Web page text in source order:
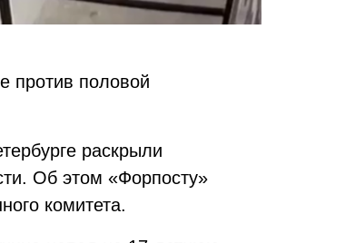
против половой
раскрыли
Об этом «Форпосту»
комитета.